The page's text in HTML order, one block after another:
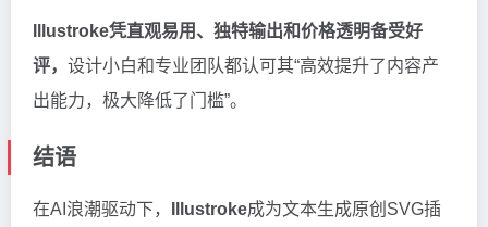
Illustroke凭直观易用、独特输出和价格透明备受好
评， 设计小白和专业团队都认可其“高效提升了内容产
出能力，极大降低了门槛”。
结语
在AI浪潮驱动下， Illustroke成为文本生成原创SVG插